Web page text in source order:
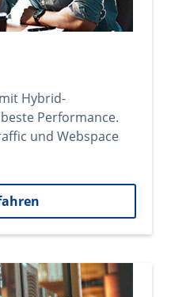
Hybrid-
Performance.
und Webspace